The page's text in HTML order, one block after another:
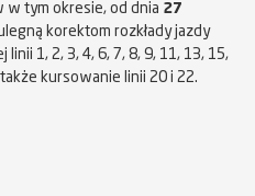
w tym okresie, od dnia 27
korektom rozkłady jazdy
1, 2, 3, 4, 6, 7, 8, 9, 11, 13, 15,
kursowanie linii 20 i 22.